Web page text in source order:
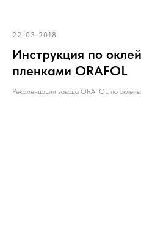
22-03-2018
Инструкция по
пленками ORAFOL
Рекомендации завода ORAFOL по